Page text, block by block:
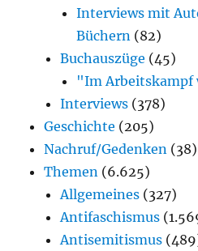
Interviews mit
Büchern (82)
Buchauszüge (45)
"Im Arbeitskampf
Interviews (378)
Geschichte (205)
Nachruf/Gedenken (38)
Themen (6.625)
Allgemeines (327)
Antifaschismus
Antisemitismus